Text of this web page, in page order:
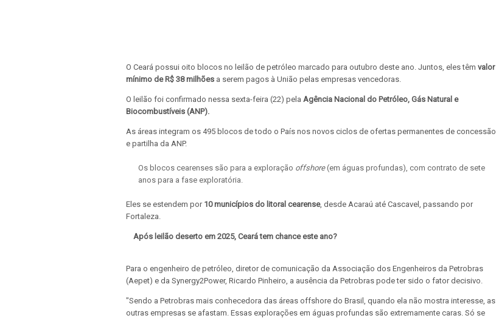
O Ceará possui oito blocos no leilão de petróleo marcado para outubro deste ano. Juntos, eles têm valor
mínimo de R$ 38 milhões a serem pagos à União pelas empresas vencedoras.
O leilão foi confirmado nessa sexta-feira (22) pela Agência Nacional do Petróleo, Gás Natural e
Biocombustíveis (ANP).
As áreas integram os 495 blocos de todo o País nos novos ciclos de ofertas permanentes de concessão
e partilha da ANP.
Os blocos cearenses são para a exploração offshore(em águas profundas), com contrato de sete
anos para a fase exploratória.
Eles se estendem por 10 municípios do litoral cearense, desde Acaraú até Cascavel, passando por
Fortaleza.
Após leilão deserto em 2025, Ceará tem chance este ano?
Para o engenheiro de petróleo, diretor de comunicação da Associação dos Engenheiros da Petrobras
(Aepet) e da Synergy2Power, Ricardo Pinheiro, a ausência da Petrobras pode ter sido o fator decisivo.
"Sendo a Petrobras mais conhecedora das áreas offshore do Brasil, quando ela não mostra interesse, as
outras empresas se afastam. Essas explorações em águas profundas são extremamente caras. Só se